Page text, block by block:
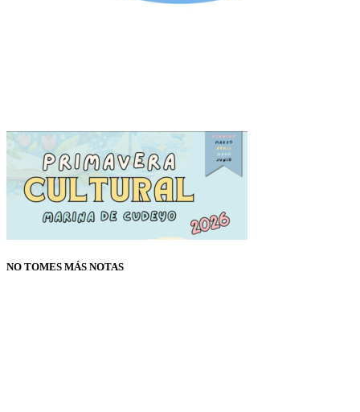
NO TOMES MÁS NOTAS